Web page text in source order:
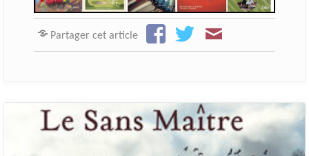
Partager cet article